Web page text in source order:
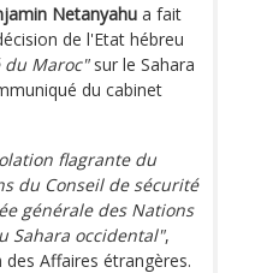
Netanyahu a fait
de l'Etat hébreu
du Maroc"sur le Sahara
du cabinet
flagrante du
du Conseil de sécurité
générale des Nations
Sahara occidental",
Affaires étrangères.